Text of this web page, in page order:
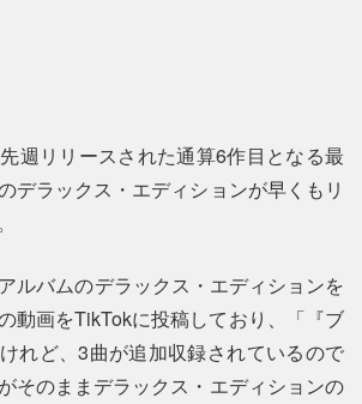
週リリースされた通算6作目となる最
デラックス・エディションが早くもリ
ルバムのデラックス・エディションを
動画をTikTokに投稿しており、「『ブ
れど、3曲が追加収録されているので
そのままデラックス・エディションの